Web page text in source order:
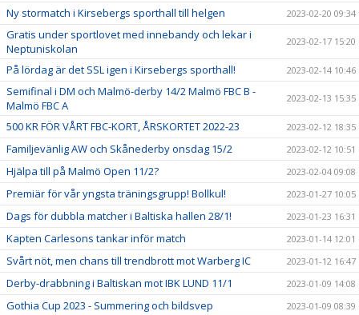
Ny stormatch i Kirsebergs sporthall till helgen 2023-02-20 09:34
Gratis under sportlovet med innebandy och lekar i
Neptuniskolan
2023-02-17 15:20
På lördag är det SSL igen i Kirsebergs sporthall! 2023-02-14 10:46
Semifinal i DM och Malmö-derby 14/2 Malmö FBC B -
Malmö FBC A
2023-02-13 15:35
500 KR FÖR VÅRT FBC-KORT, ÅRSKORTET 2022-23 2023-02-12 18:35
Familjevänlig AW och Skånederby onsdag 15/2 2023-02-12 10:51
Hjälpa till på Malmö Open 11/2? 2023-02-04 09:08
Premiär för vår yngsta träningsgrupp! Bollkul! 2023-01-27 10:05
Dags för dubbla matcher i Baltiska hallen 28/1! 2023-01-23 16:31
Kapten Carlesons tankar inför match 2023-01-14 12:01
Svårt nöt, men chans till trendbrott mot Warberg IC 2023-01-12 16:47
Derby-drabbning i Baltiskan mot IBK LUND 11/1 2023-01-09 14:08
Gothia Cup 2023 - Summering och bildsvep 2023-01-09 08:39